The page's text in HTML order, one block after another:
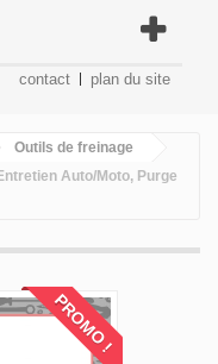
contact plan du site
Outils de freinage
Auto/Moto, Purge
PROMO !